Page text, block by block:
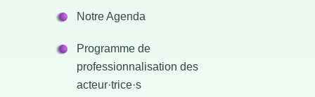
Notre Agenda
Programme de
professionnalisation des
acteur·trice·s